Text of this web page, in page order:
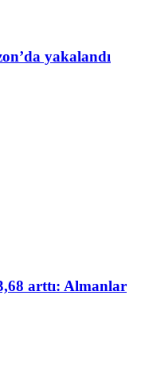
yakalandı
arttı: Almanlar